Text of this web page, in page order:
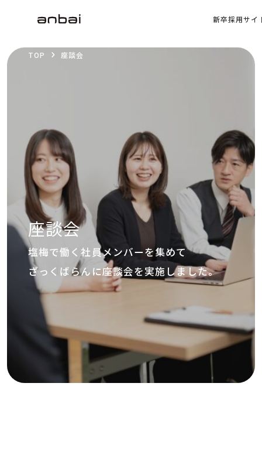
新卒採用サイ
TOP 座談会
座談会
塩梅で働く社員メンバーを集めて
ざっくばらんに座談会を実施しました。